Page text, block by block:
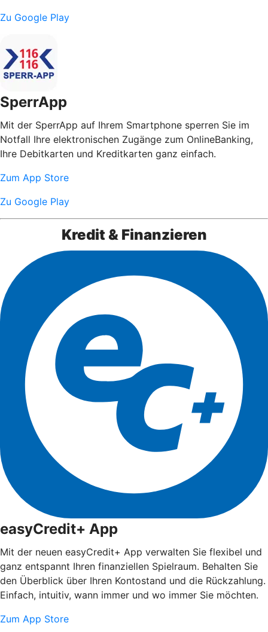
Zu Google Play
SperrApp
Mit der SperrApp auf Ihrem Smartphone sperren Sie im
Notfall Ihre elektronischen Zugänge zum OnlineBanking,
Ihre Debitkarten und Kreditkarten ganz einfach.
Zum App Store
Zu Google Play
Kredit & Finanzieren
easyCredit+ App
Mit der neuen easyCredit+ App verwalten Sie flexibel und
ganz entspannt Ihren finanziellen Spielraum. Behalten Sie
den Überblick über Ihren Kontostand und die Rückzahlung.
Einfach, intuitiv, wann immer und wo immer Sie möchten.
Zum App Store